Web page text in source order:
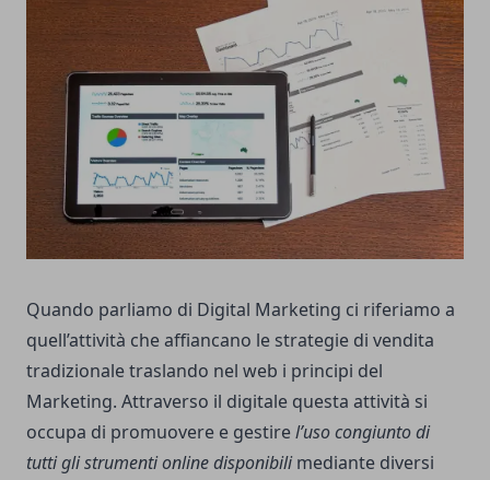
Quando parliamo di Digital Marketing ci riferiamo a
quell’attività che affiancano le strategie di vendita
tradizionale traslando nel web i principi del
Marketing. Attraverso il digitale questa attività si
occupa di promuovere e gestirel’uso congiunto di
tutti gli strumenti online disponibilimediante diversi